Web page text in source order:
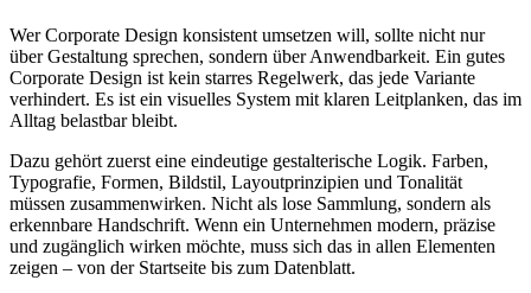
Wer Corporate Design konsistent umsetzen will, sollte nicht nur
über Gestaltung sprechen, sondern über Anwendbarkeit. Ein gutes
Corporate Design ist kein starres Regelwerk, das jede Variante
verhindert. Es ist ein visuelles System mit klaren Leitplanken, das im
Alltag belastbar bleibt.
Dazu gehört zuerst eine eindeutige gestalterische Logik. Farben,
Typografie, Formen, Bildstil, Layoutprinzipien und Tonalität
müssen zusammenwirken. Nicht als lose Sammlung, sondern als
erkennbare Handschrift. Wenn ein Unternehmen modern, präzise
und zugänglich wirken möchte, muss sich das in allen Elementen
zeigen – von der Startseite bis zum Datenblatt.